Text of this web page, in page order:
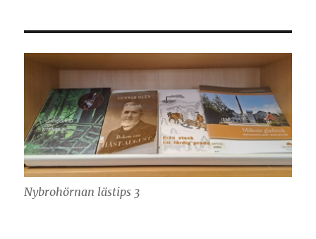
Nybrohörnan lästips 3